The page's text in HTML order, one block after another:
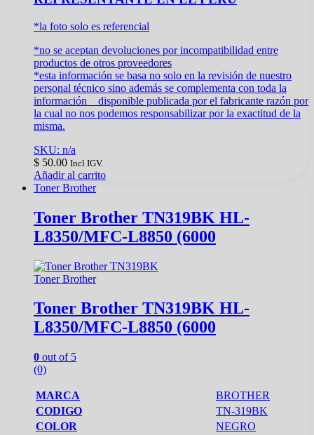
*la foto solo es referencial
*no se aceptan devoluciones por incompatibilidad entre
productos de otros proveedores
*esta información se basa no solo en la revisión de nuestro
personal técnico sino además se complementa con toda la
información disponible publicada por el fabricante razón por
la cual no nos podemos responsabilizar por la exactitud de la
misma.
SKU: n/a
$ 50.00 Incl IGV.
Añadir al carrito
Toner Brother
Toner Brother TN319BK HL-
L8350/MFC-L8850 (6000
Toner Brother
Toner Brother TN319BK HL-
L8350/MFC-L8850 (6000
0 out of 5
(0)
MARCA
BROTHER
CODIGO
TN-319BK
COLOR
NEGRO